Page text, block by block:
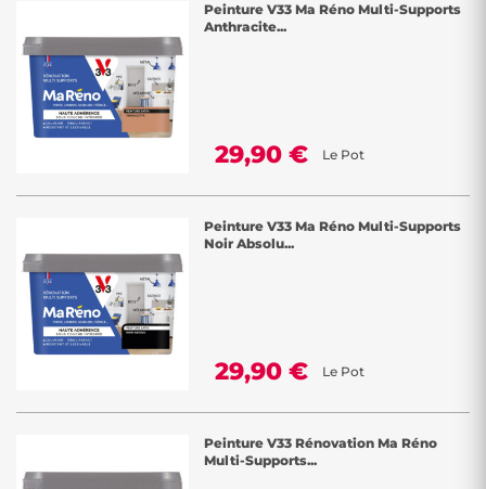
Peinture V33 Ma Réno Multi-Supports
Anthracite...
29,90 € Le Pot
Peinture V33 Ma Réno Multi-Supports
Noir Absolu...
29,90 € Le Pot
Peinture V33 Rénovation Ma Réno
Multi-Supports...